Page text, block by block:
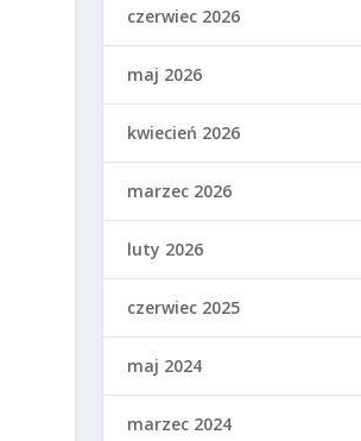
czerwiec 2026
maj 2026
kwiecień 2026
marzec 2026
luty 2026
czerwiec 2025
maj 2024
marzec 2024